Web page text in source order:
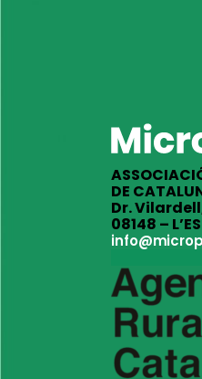
DE
Dr.
08148 –